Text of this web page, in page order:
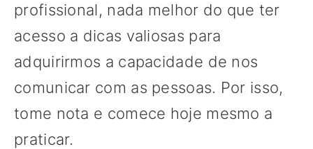
profissional, nada melhor do que ter
acesso a dicas valiosas para
adquirirmos a capacidade de nos
comunicar com as pessoas. Por isso,
tome nota e comece hoje mesmo a
praticar.